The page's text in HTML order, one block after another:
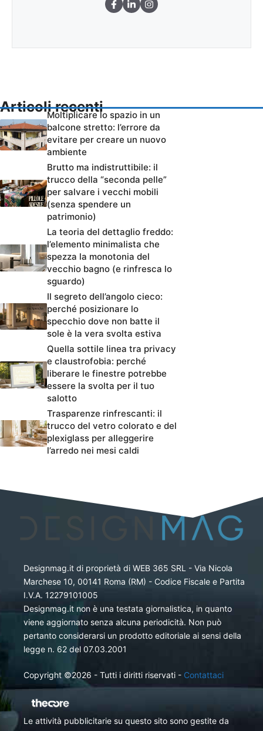
Articoli recenti
Moltiplicare lo spazio in un
balcone stretto: l’errore da
evitare per creare un nuovo
ambiente
Brutto ma indistruttibile: il
trucco della “seconda pelle”
per salvare i vecchi mobili
(senza spendere un
patrimonio)
La teoria del dettaglio freddo:
l’elemento minimalista che
spezza la monotonia del
vecchio bagno (e rinfresca lo
sguardo)
Il segreto dell’angolo cieco:
perché posizionare lo
specchio dove non batte il
sole è la vera svolta estiva
Quella sottile linea tra privacy
e claustrofobia: perché
liberare le finestre potrebbe
essere la svolta per il tuo
salotto
Trasparenze rinfrescanti: il
trucco del vetro colorato e del
plexiglass per alleggerire
l’arredo nei mesi caldi
Designmag.it di proprietà di WEB 365 SRL - Via Nicola
Marchese 10, 00141 Roma (RM) - Codice Fiscale e Partita
I.V.A. 12279101005
Designmag.it non è una testata giornalistica, in quanto
viene aggiornato senza alcuna periodicità. Non può
pertanto considerarsi un prodotto editoriale ai sensi della
legge n. 62 del 07.03.2001
Copyright ©2026 - Tutti i diritti riservati - Contattaci
Le attività pubblicitarie su questo sito sono gestite da